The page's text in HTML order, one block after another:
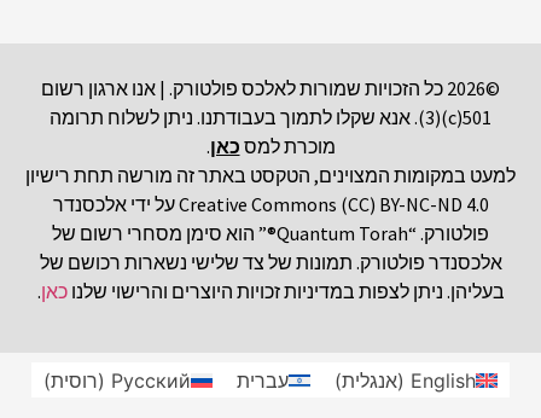
©2026 כל הזכויות שמורות לאלכס פולטורק. | אנו ארגון רשום
501(c)(3). אנא שקלו לתמוך בעבודתנו. ניתן לשלוח תרומה
מוכרת למס כאן.
למעט במקומות המצוינים, הטקסט באתר זה מורשה תחת רישיון
Creative Commons (CC) BY-NC-ND 4.0 על ידי אלכסנדר
פולטורק. “Quantum Torah®” הוא סימן מסחרי רשום של
אלכסנדר פולטורק. תמונות של צד שלישי נשארות רכושם של
בעליהן. ניתן לצפות במדיניות זכויות היוצרים והרישוי שלנוכאן.
English
(אנגלית) עברית Русский
(רוסית)